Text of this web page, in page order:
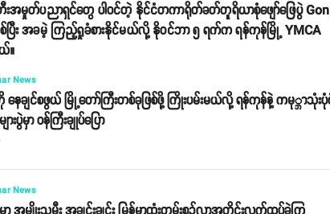
အမှုတ်ပညာရှင်တွေ ပါဝင်တဲ့ နိုင်ငံတကာရိုတ်ခတ်တူရိယာစုံဖျော်ဖြေပွဲ
ပြီး အခမဲ့ ကြည့်ရှုခံစားနိုင်မယ်လို့ နိုဝင်ဘာ ၅ ရက်က ရန်ကုန်မြို့ YMCA
။
News
ေချင်စဖွယ် မြို့တော်ကြီးတစ်ခုဖြစ်ဖို့ ကြိုးပမ်းမယ်လို့ ရန်ကုန်နဲ့ ကမု္ဘာသုံး
းပွဲမှာ ဝန်ကြီးချုပ်ပြော
News